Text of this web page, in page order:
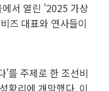
서 열린 '2025 가상
즈 대표와 연사들이
’를 주제로 한 조선비
황리에 개막했다. 이